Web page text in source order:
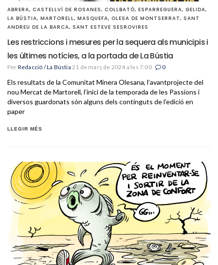
ABRERA, CASTELLVÍ DE ROSANES, COLLBATÓ, ESPARREGUERA, GELIDA,
LA BÚSTIA, MARTORELL, MASQUEFA, OLESA DE MONTSERRAT, SANT
ANDREU DE LA BARCA, SANT ESTEVE SESROVIRES
Les restriccions i mesures per la sequera als municipis i
les últimes notícies, a la portada de La Bústia
Per Redacció / La Bústia 21 de març de 2024 a les 7:00 0
Els resultats de la Comunitat Minera Olesana, l’avantprojecte del
nou Mercat de Martorell, l’inici de la temporada de les Passions i
diversos guardonats són alguns dels continguts de l’edició en
paper
LLEGIR MÉS